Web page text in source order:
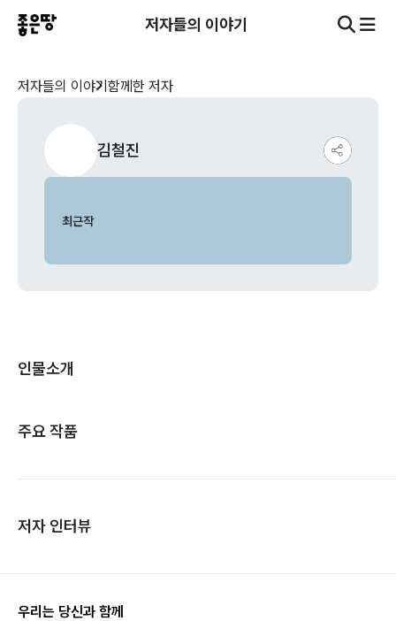
저자들의 이야기
저자들의 이야기 함께한 저자
김철진
최근작
인물소개
주요 작품
저자 인터뷰
우리는 당신과 함께